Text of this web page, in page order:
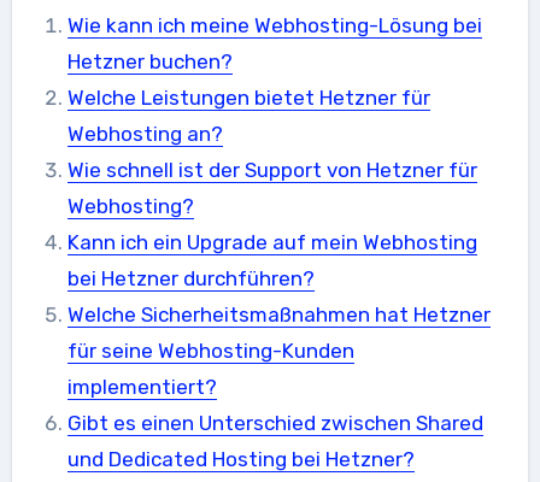
Wie kann ich meine Webhosting-Lösung bei
Hetzner buchen?
Welche Leistungen bietet Hetzner für
Webhosting an?
Wie schnell ist der Support von Hetzner für
Webhosting?
Kann ich ein Upgrade auf mein Webhosting
bei Hetzner durchführen?
Welche Sicherheitsmaßnahmen hat Hetzner
für seine Webhosting-Kunden
implementiert?
Gibt es einen Unterschied zwischen Shared
und Dedicated Hosting bei Hetzner?